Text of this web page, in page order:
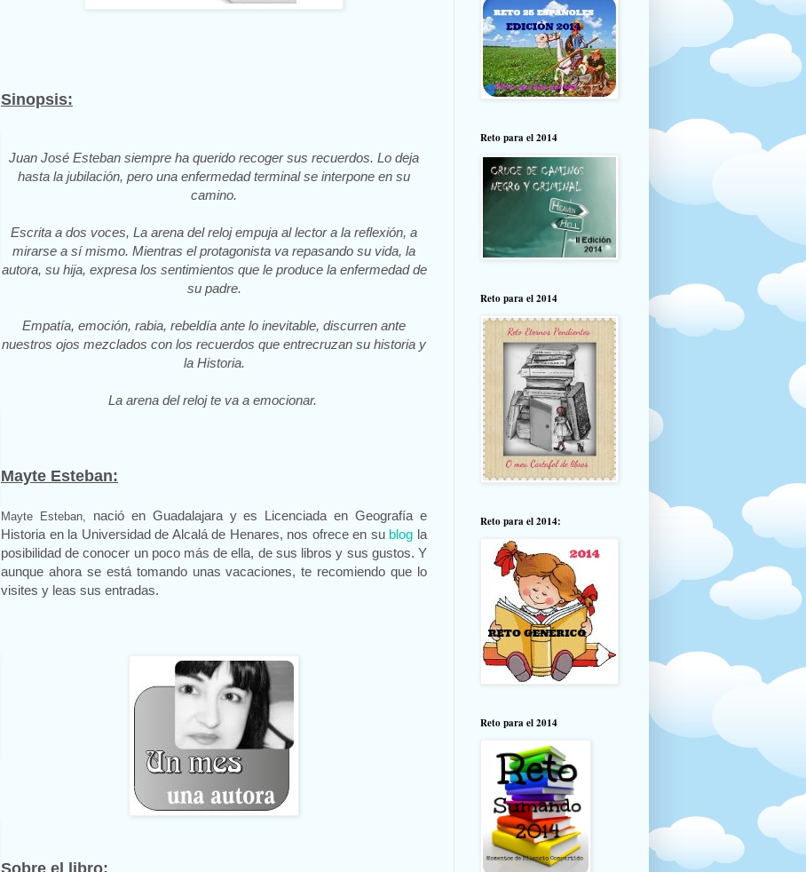
Sinopsis:
Juan José Esteban siempre ha querido recoger sus recuerdos. Lo deja
hasta la jubilación, pero una enfermedad terminal se interpone en su
camino.
Escrita a dos voces, La arena del reloj empuja al lector a la reflexión, a
mirarse a sí mismo. Mientras el protagonista va repasando su vida, la
autora, su hija, expresa los sentimientos que le produce la enfermedad de
su padre.
Empatía, emoción, rabia, rebeldía ante lo inevitable, discurren ante
nuestros ojos mezclados con los recuerdos que entrecruzan su historia y
la Historia.
La arena del reloj te va a emocionar.
Mayte Esteban:
Mayte Esteban, nació en Guadalajara y es Licenciada en Geografía e
Historia en la Universidad de Alcalá de Henares, nos ofrece en sublog la
posibilidad de conocer un poco más de ella, de sus libros y sus gustos. Y
aunque ahora se está tomando unas vacaciones, te recomiendo que lo
visites y leas sus entradas.
Reto para el 2014
Reto para el 2014
Reto para el 2014:
Reto para el 2014